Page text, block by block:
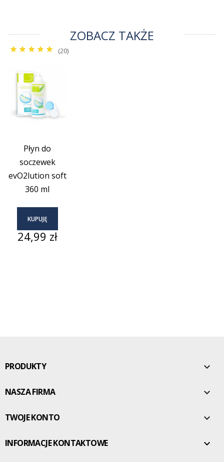
ZOBACZ TAKŻE
(20)
Płyn do
soczewek
evO2lution soft
360 ml
KUPUJĘ
Cena
24,99 zł
PRODUKTY 
NASZA FIRMA 
TWOJE KONTO 
INFORMACJE KONTAKTOWE 